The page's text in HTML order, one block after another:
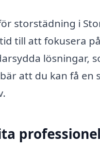
storstädning i
till att fokusera
lösningar,
att du kan få